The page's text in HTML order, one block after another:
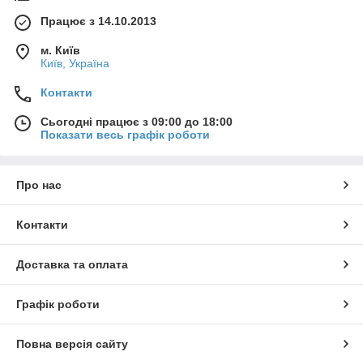
Працює з 14.10.2013
м. Київ
Київ, Україна
Контакти
Сьогодні працює з 09:00 до 18:00
Показати весь графік роботи
Про нас
Контакти
Доставка та оплата
Графік роботи
Повна версія сайту